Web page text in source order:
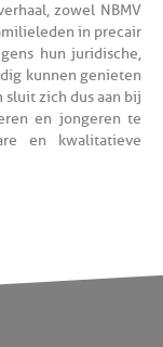
zowel NBMV
in precair
hun juridische,
kunnen genieten
zich dus aan bij
en jongeren te
en kwalitatieve